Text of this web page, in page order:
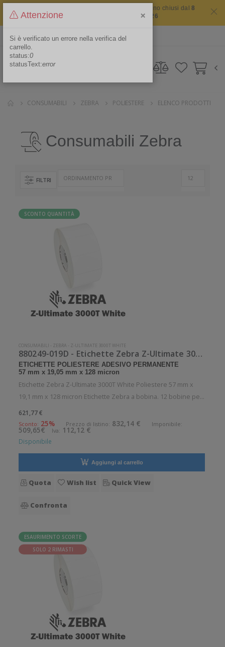
Il sito non chiude mai ma i nostri uffici saranno chiusi dal8
agosto 2026 al 16 agosto 2026
Area Riservata
CONSUMABILI ZEBRA POLIESTERE ELENCO PRODOTTI
Consumabili Zebra
FILTRI
SCONTO QUANTITÀ
CONSUMABILI - ZEBRA - Z-ULTIMATE 3000T WHITE
880249-019D - Etichette Zebra Z-Ultimate 3000T White Poliestere
ETICHETTE POLIESTERE ADESIVO PERMANENTE
57 mm x 19,05 mm x 128 micron
Etichette Zebra Z-Ultimate 3000T White Poliestere 57 mm x
19,1 mm x 128 micron Etichette Zebra a bobina. 12 bobine per
confezione. 3300 etichette per bobina. Etichette in poliestere
con adesivo permanente. Diametro interno: 25 mm. Diametro
esterno:
621,77 €
Sconto: 25% Prezzo di listino: 832,14 € Imponibile:
509,65€ Iva: 112,12 €
Disponibile
Aggiungi al carrello
Quota Wish list Quick View
Confronta
ESAURIMENTO SCORTE
SOLO 2 RIMASTI
Attenzione ×
Si è verificato un errore nella verifica del
carrello.
status:0
statusText:error